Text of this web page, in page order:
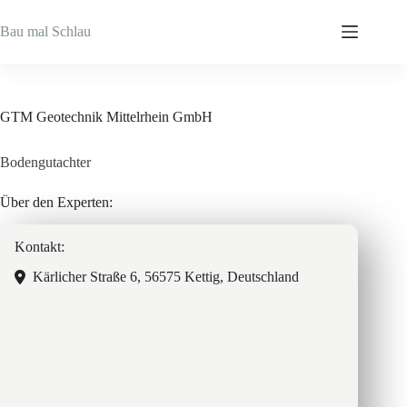
Inhalt
springen
Bau mal Schlau
GTM Geotechnik Mittelrhein GmbH
Bodengutachter
Über den Experten:
Kontakt:
Kärlicher Straße 6, 56575 Kettig, Deutschland